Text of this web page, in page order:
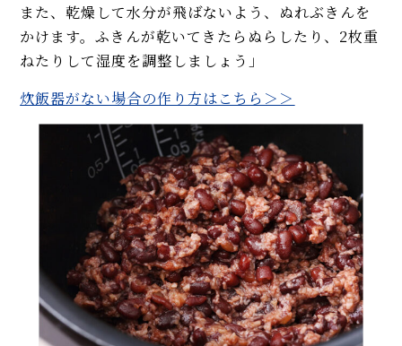
また、乾燥して水分が飛ばないよう、ぬれぶきんを
かけます。ふきんが乾いてきたらぬらしたり、2枚重
ねたりして湿度を調整しましょう」
炊飯器がない場合の作り方はこちら＞＞